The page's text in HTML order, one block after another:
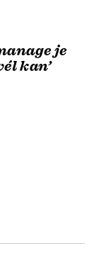
je
kan’